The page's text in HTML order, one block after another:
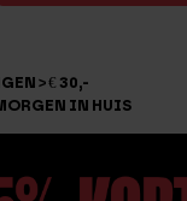
> € 30,-
IN HUIS